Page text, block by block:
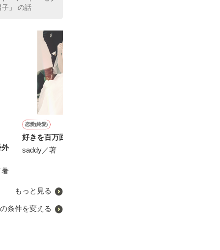
子」 の話
著
恋愛(純愛)
好きを百万回。
saddy／著
もっと見る
条件を変える